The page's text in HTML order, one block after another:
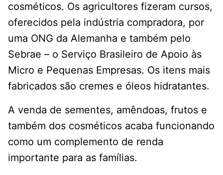
cosméticos. Os agricultores fizeram cursos,
oferecidos pela indústria compradora, por
uma ONG da Alemanha e também pelo
Sebrae – o Serviço Brasileiro de Apoio às
Micro e Pequenas Empresas. Os itens mais
fabricados são cremes e óleos hidratantes.
A venda de sementes, amêndoas, frutos e
também dos cosméticos acaba funcionando
como um complemento de renda
importante para as famílias.